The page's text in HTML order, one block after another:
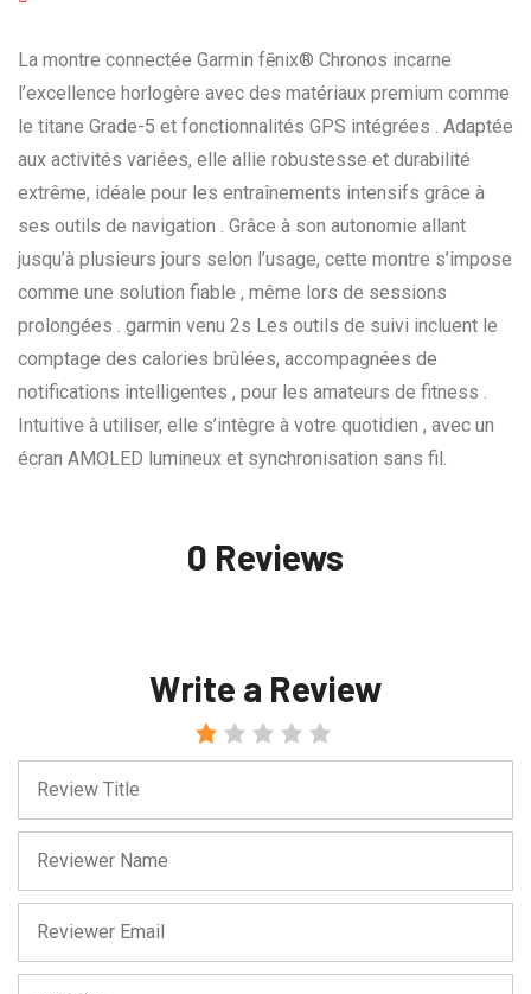
La montre connectée Garmin fēnix® Chronos incarne
l’excellence horlogère avec des matériaux premium comme
le titane Grade-5 et fonctionnalités GPS intégrées . Adaptée
aux activités variées, elle allie robustesse et durabilité
extrême, idéale pour les entraînements intensifs grâce à
ses outils de navigation . Grâce à son autonomie allant
jusqu’à plusieurs jours selon l’usage, cette montre s’impose
comme une solution fiable , même lors de sessions
prolongées . garmin venu 2s Les outils de suivi incluent le
comptage des calories brûlées, accompagnées de
notifications intelligentes , pour les amateurs de fitness .
Intuitive à utiliser, elle s’intègre à votre quotidien , avec un
écran AMOLED lumineux et synchronisation sans fil.
0 Reviews
Write a Review